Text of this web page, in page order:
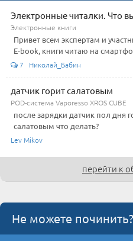
Электронные читалки. Что
Электронные книги
Привет всем экспертам и
E-book, книги читаю на
7 Николай_Бабин
датчик горит салатовым
POD-система Vaporesso XROS CUBE
после зарядки датчик пол дня
салатовым что делать?
Lev Mikov
перейти к
Не можете починить?